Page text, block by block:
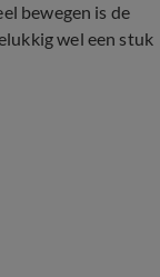
bewegen is de
wel een stuk